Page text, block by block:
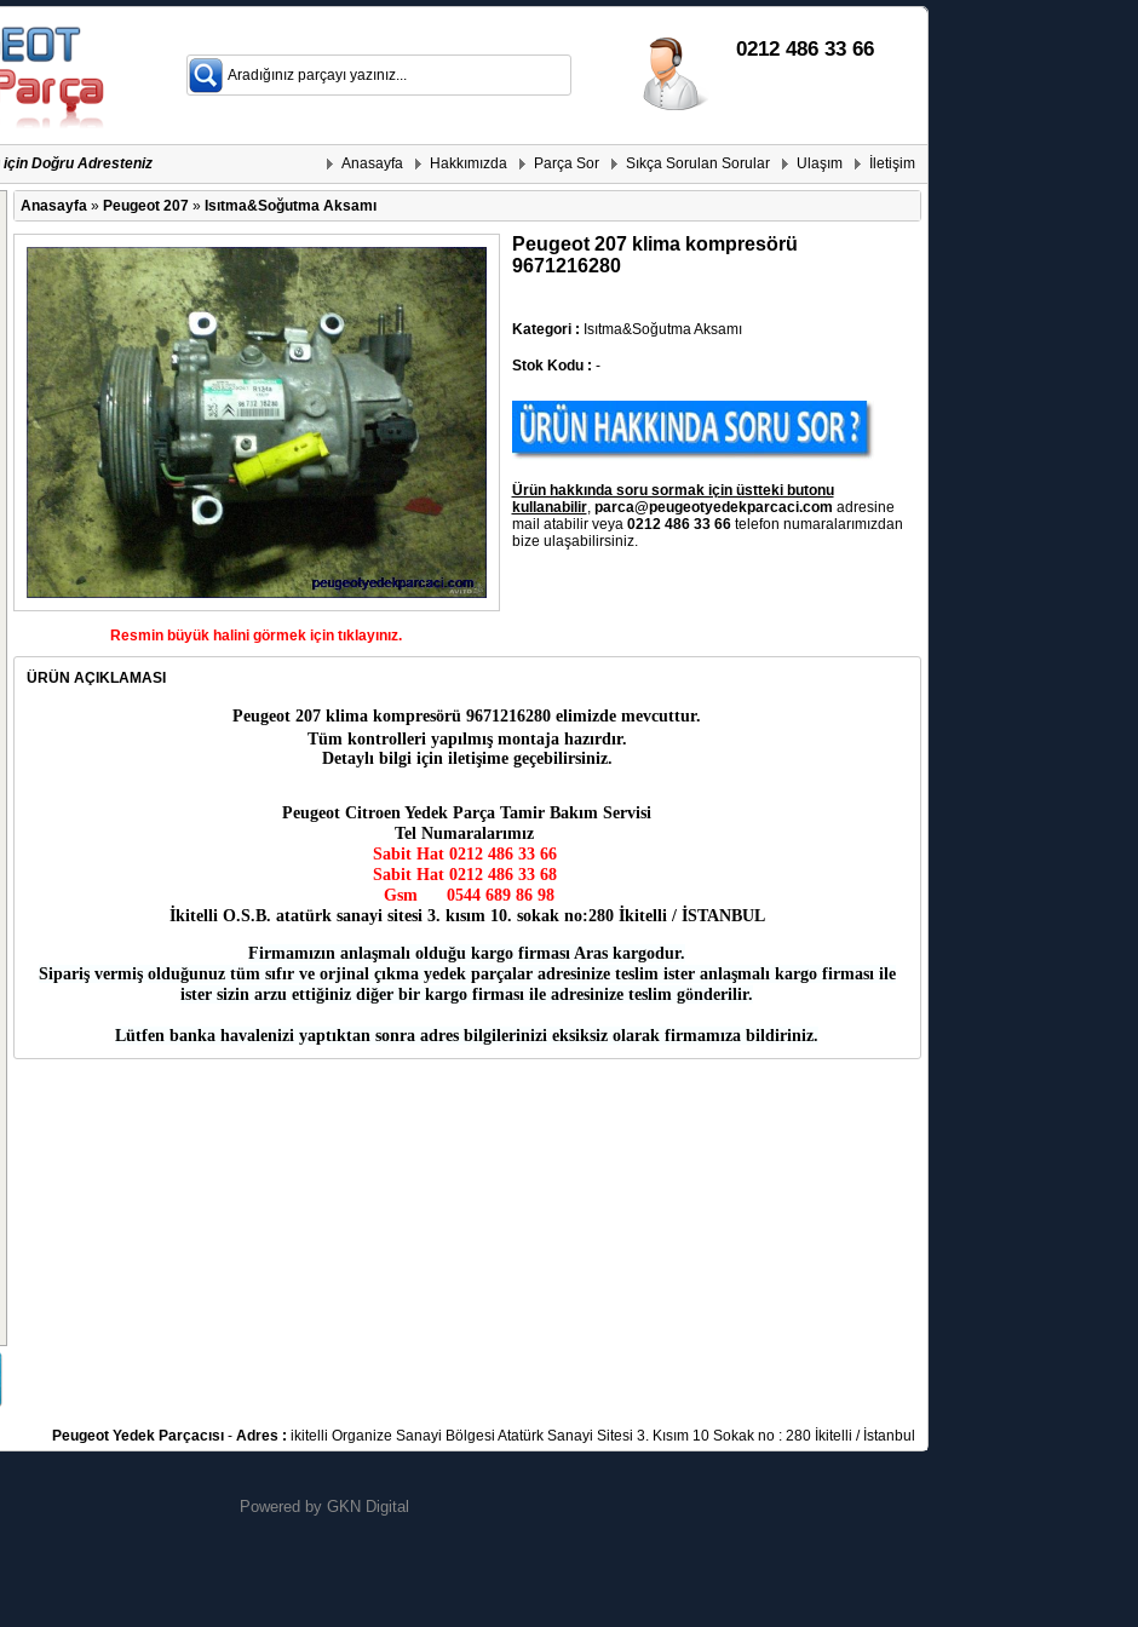
0212 486 33 66
için Doğru Adresteniz Anasayfa Hakkımızda Parça Sor Sıkça Sorulan Sorular Ulaşım İletişim
Anasayfa» Peugeot 207» Isıtma&Soğutma Aksamı
Resmin büyük halini görmek için tıklayınız.
Peugeot 207 klima kompresörü
9671216280
Kategori : Isıtma&Soğutma Aksamı
Stok Kodu : -
Ürün hakkında soru sormak için üstteki butonu
kullanabilir, parca@peugeotyedekparcaci.com adresine
mail atabilir veya 0212 486 33 66telefon numaralarımızdan
bize ulaşabilirsiniz.
ÜRÜN AÇIKLAMASI
Peugeot 207 klima kompresörü 9671216280 elimizde mevcuttur.
Tüm kontrolleri yapılmış montaja hazırdır.
Detaylı bilgi için iletişime geçebilirsiniz.
Peugeot Citroen Yedek Parça Tamir Bakım Servisi
Tel Numaralarımız
Sabit Hat 0212 486 33 66
Sabit Hat 0212 486 33 68
Gsm 0544 689 86 98
İkitelli O.S.B. atatürk sanayi sitesi 3. kısım 10. sokak no:280 İkitelli / İSTANBUL
Firmamızın anlaşmalı olduğu kargo firması Aras kargodur.
Sipariş vermiş olduğunuz tüm sıfır ve orjinal çıkma yedek parçalar adresinize teslim ister anlaşmalı kargo firması ile
ister sizin arzu ettiğiniz diğer bir kargo firması ile adresinize teslim gönderilir.
Lütfen banka havalenizi yaptıktan sonra adres bilgilerinizi eksiksiz olarak firmamıza bildiriniz.
Peugeot Yedek Parçacısı- Adres : ikitelli Organize Sanayi Bölgesi Atatürk Sanayi Sitesi 3. Kısım 10 Sokak no : 280 İkitelli / İstanbul
Powered by GKN Digital